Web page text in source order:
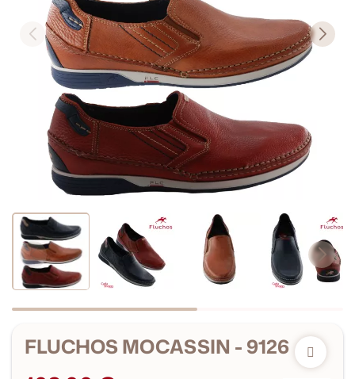
FLUCHOS MOCASSIN - 9126